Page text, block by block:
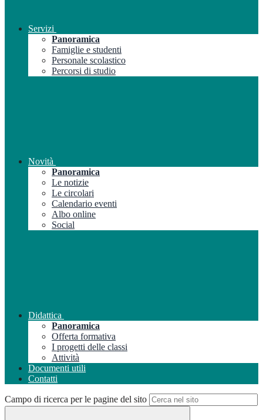
Servizi
Panoramica
Famiglie e studenti
Personale scolastico
Percorsi di studio
Novità
Panoramica
Le notizie
Le circolari
Calendario eventi
Albo online
Social
Didattica
Panoramica
Offerta formativa
I progetti delle classi
Attività
Documenti utili
Contatti
Campo di ricerca per le pagine del sito